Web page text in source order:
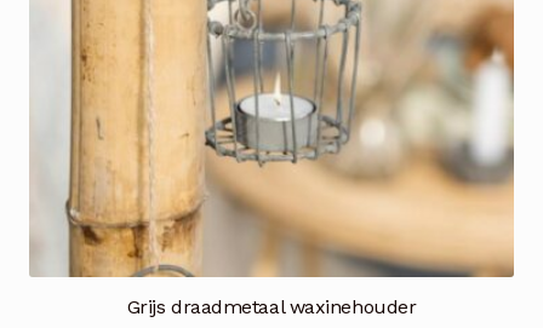
Grijs draadmetaal waxinehouder